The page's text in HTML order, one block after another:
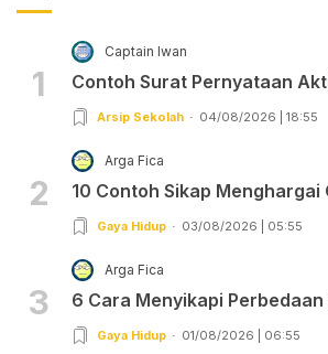
1
Captain Iwan
Contoh Surat Pernyataan
Arsip Sekolah 04/08/2026 | 18:55
2
Arga Fica
10 Contoh Sikap Menghargai
Gaya Hidup 03/08/2026 | 05:55
3
Arga Fica
6 Cara Menyikapi
Gaya Hidup 01/08/2026 | 06:55